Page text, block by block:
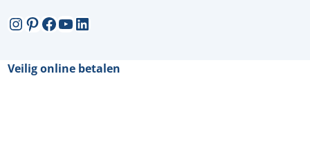
Instagram
Pinterest
Facebook
YouTube
LinkedIn
Veilig online betalen